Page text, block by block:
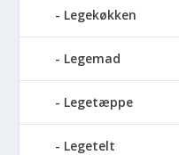
Legekøkken
Legemad
Legetæppe
Legetelt